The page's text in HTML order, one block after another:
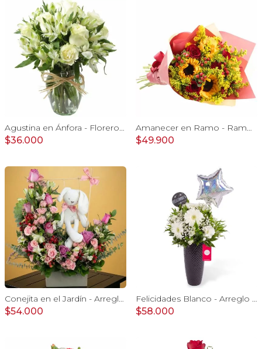
Agustina en Ánfora - Florero con 9 rosas blanco y astromelia
$36.000
Amanecer en Ramo - Ramo con girasoles, rosas rojo e hypericum
$49.900
Conejita en el Jardín - Arreglo floral tonos rosa y conejita
$54.000
Felicidades Blanco - Arreglo floral con globo, gerberas, astromelias y gypsophilas
$58.000